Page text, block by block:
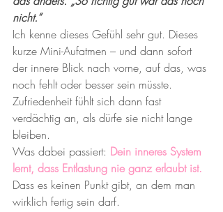
nicht.“
Ich kenne dieses Gefühl sehr gut. Dieses
kurze Mini-Aufatmen – und dann sofort
der innere Blick nach vorne, auf das, was
noch fehlt oder besser sein müsste.
Zufriedenheit fühlt sich dann fast
verdächtig an, als dürfe sie nicht lange
bleiben.
Was dabei passiert: Dein inneres System
lernt, dass Entlastung nie ganz erlaubt ist.
Dass es keinen Punkt gibt, an dem man
wirklich fertig sein darf.